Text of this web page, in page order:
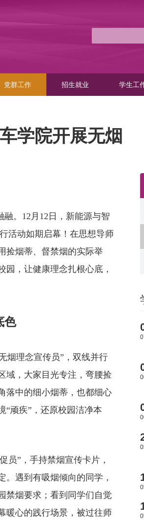
党群工作 招生就业 学生工
学院开展无烟
。 12 月 12 日，新能源与智
活动如期启幕！在思想导师
捡烟蒂、督禁烟的实际举
，让健康理念扎根心底，
色
烟理念宣传员” ，双线并行
域，大家目光专注，弯腰捡
落中的细小烟蒂，也都细心
“顽疾” ，还原校园洁净本
员” ，手持禁烟宣传卡片，
。遇到有吸烟倾向的同学，
禁烟要求；看到同学们自觉
暖心的践行场景，被过往师